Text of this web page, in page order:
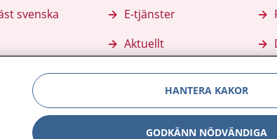
svenska
E-tjänster
Aktuellt
HANTERA KAKOR
GODKÄNN NÖDVÄNDIGA